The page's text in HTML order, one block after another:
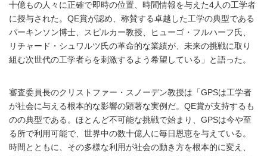
十億もの人々に正確で即時の位置、時間情報を与えた4人の工学者
に授与された。QE賞が認め、称賛する卓越した工学の典型である
パーキンソン博士、スピルカー教授、ヒューゴ・フルハーフ氏、
リチャード・シュワルツ氏の革命的な業績が、未来の挑戦に取り
組む次世代の工学者らを刺激するよう希望している」と語った。
審査委員長のクリストファー・スノーデン教授は「GPSは工学者
が社会に与える根本的な影響の顕著な実例だ。QE賞が支持するも
のの典型である。ほとんど不可能な挑戦で始まり、GPSは今や至
る所で利用可能で、世界中の数十億人に毎日恩恵を与えている。
時間とともに、その多様な利用が社会の動き方を根本的に変え、